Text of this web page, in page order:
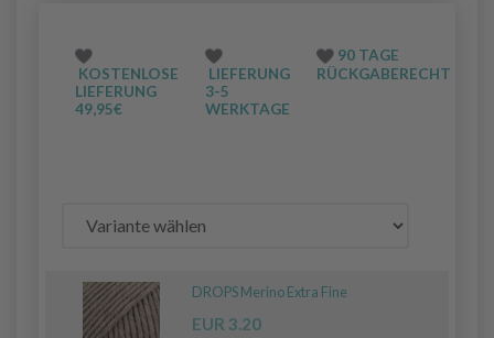
KOSTENLOSE
LIEFERUNG
49,95€
LIEFERUNG
3-5
WERKTAGE
90 TAGE
RÜCKGABERECHT
DROPS Merino Extra Fine
EUR 3.20